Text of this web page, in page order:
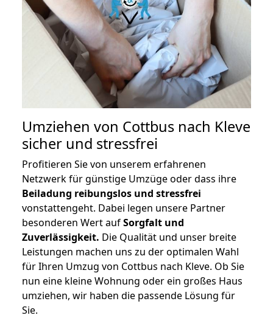
Umziehen von Cottbus nach Kleve
sicher und stressfrei
Profitieren Sie von unserem erfahrenen
Netzwerk für günstige Umzüge oder dass ihre
Beiladung reibungslos und stressfrei
vonstattengeht. Dabei legen unsere Partner
besonderen Wert aufSorgfalt und
Zuverlässigkeit. Die Qualität und unser breite
Leistungen machen uns zu der optimalen Wahl
für Ihren Umzug von Cottbus nach Kleve. Ob Sie
nun eine kleine Wohnung oder ein großes Haus
umziehen, wir haben die passende Lösung für
Sie.